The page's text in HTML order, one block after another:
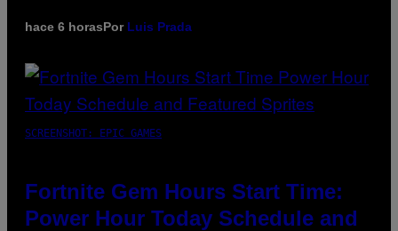
hace 6 horasPor Luis Prada
SCREENSHOT: EPIC GAMES
Fortnite Gem Hours Start Time:
Power Hour Today Schedule and